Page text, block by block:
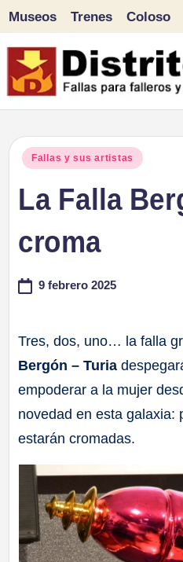
Saltar
al
Museos Trenes Coloso
Publicado
Fallas y sus artistas
La Falla
croma
9 febrero 2025
Tres, dos, uno… la falla
Bergón – Turia
empoderar a la mujer
novedad en esta galaxia:
estarán cromadas.